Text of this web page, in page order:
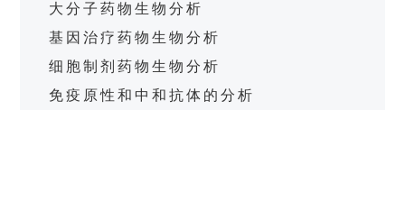
大分子药物生物分析
基因治疗药物生物分析
细胞制剂药物生物分析
免疫原性和中和抗体的分析